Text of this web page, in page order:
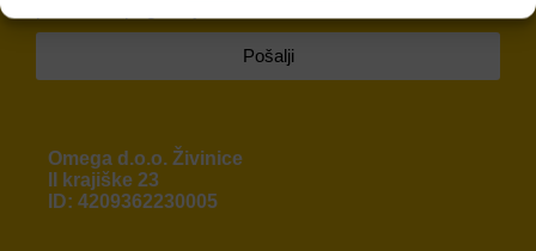
Pošalji
Omega d.o.o. Živinice
II krajiške 23
ID: 4209362230005